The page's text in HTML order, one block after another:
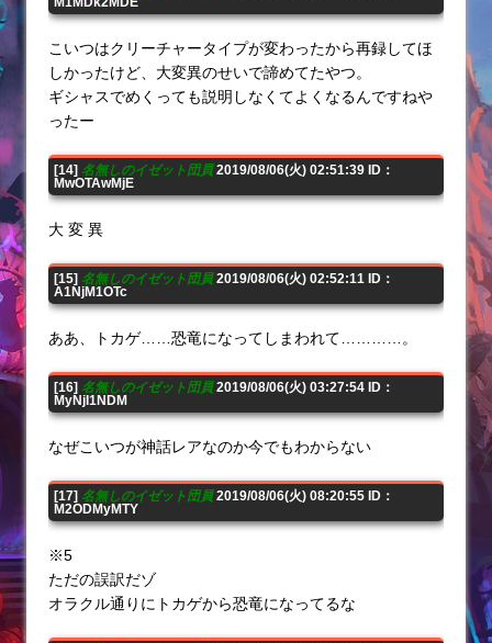
こいつはクリーチャータイプが変わったから再録してほ
しかったけど、大変異のせいで諦めてたやつ。
ギシャスでめくっても説明しなくてよくなるんですねや
ったー
[14] 名無しのイゼット団員2019/08/06(火) 02:51:39 ID：
MwOTAwMjE
大 変 異
[15] 名無しのイゼット団員2019/08/06(火) 02:52:11 ID：
A1NjM1OTc
ああ、トカゲ……恐竜になってしまわれて…………。
[16] 名無しのイゼット団員2019/08/06(火) 03:27:54 ID：
MyNjI1NDM
なぜこいつが神話レアなのか今でもわからない
[17] 名無しのイゼット団員2019/08/06(火) 08:20:55 ID：
M2ODMyMTY
※5
ただの誤訳だゾ
オラクル通りにトカゲから恐竜になってるな